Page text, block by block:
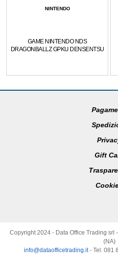
NINTENDO
GAME NINTENDO NDS
DRAGONBALLZ GPKU DENSENTSU
Gift
Copyright 2024 - Data Office Trading srl
(NA)
info@dataofficetrading.it- Tel. 081